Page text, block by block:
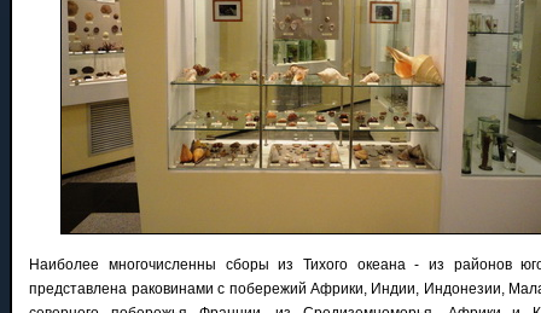
Наиболее многочисленны сборы из Тихого океана - из районов
представлена раковинами с побережий Африки, Индии, Индонезии,